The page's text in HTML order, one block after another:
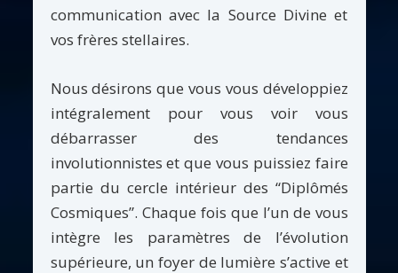
communication avec la Source Divine et
vos frères stellaires.
Nous désirons que vous vous développiez
intégralement pour vous voir vous
débarrasser des tendances
involutionnistes et que vous puissiez faire
partie du cercle intérieur des “Diplômés
Cosmiques”. Chaque fois que l’un de vous
intègre les paramètres de l’évolution
supérieure, un foyer de lumière s’active et